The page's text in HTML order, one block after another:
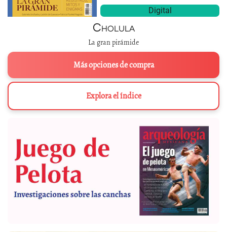
Digital
Cholula
La gran pirámide
Más opciones de compra
Explora el índice